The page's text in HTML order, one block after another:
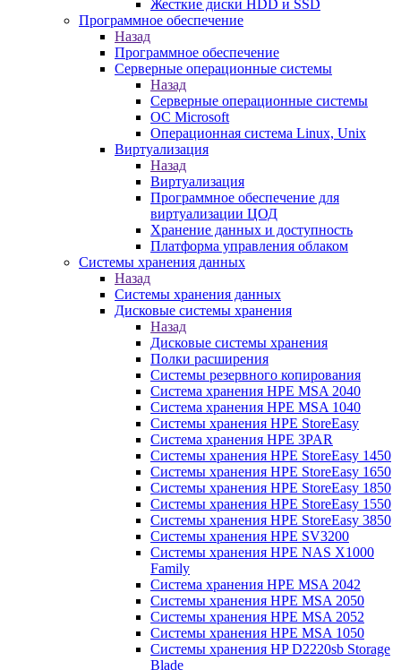
Жесткие диски HDD и SSD
Программное обеспечение
Назад
Программное обеспечение
Серверные операционные системы
Назад
Серверные операционные системы
ОС Microsoft
Операционная система Linux, Unix
Виртуализация
Назад
Виртуализация
Программное обеспечение для
виртуализации ЦОД
Хранение данных и доступность
Платформа управления облаком
Системы хранения данных
Назад
Системы хранения данных
Дисковые системы хранения
Назад
Дисковые системы хранения
Полки расширения
Системы резервного копирования
Система хранения HPE MSA 2040
Система хранения HPE MSA 1040
Системы хранения HPE StoreEasy
Система хранения HPE 3PAR
Системы хранения HPE StoreEasy 1450
Системы хранения HPE StoreEasy 1650
Системы хранения HPE StoreEasy 1850
Системы хранения HPE StoreEasy 1550
Системы хранения HPE StoreEasy 3850
Системы хранения HPE SV3200
Системы хранения HPE NAS X1000
Family
Система хранения HPE MSA 2042
Системы хранения HPE MSA 2050
Системы хранения HPE MSA 2052
Системы хранения HPE MSA 1050
Системы хранения HP D2220sb Storage
Blade